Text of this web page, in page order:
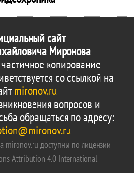
сайт
Миронова
копирование
со ссылкой на
mironov.ru
вопросов и
обращаться по адресу:
mironov.ru доступны по лицензии
Attribution 4.0 International